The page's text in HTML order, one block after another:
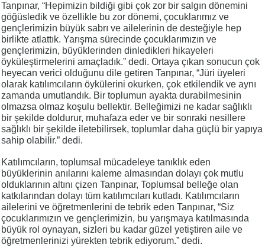
Tanpınar, “Hepimizin bildiği gibi çok zor bir salgın dönemini
göğüsledik ve özellikle bu zor dönemi, çocuklarımız ve
gençlerimizin büyük sabrı ve ailelerinin de desteğiyle hep
birlikte atlattık. Yarışma sürecinde çocuklarımızın ve
gençlerimizin, büyüklerinden dinledikleri hikayeleri
öyküleştirmelerini amaçladık.” dedi. Ortaya çıkan sonucun çok
heyecan verici olduğunu dile getiren Tanpınar, “Jüri üyeleri
olarak katılımcıların öykülerini okurken, çok etkilendik ve aynı
zamanda umutlandık. Bir toplumun ayakta durabilmesinin
olmazsa olmaz koşulu bellektir. Belleğimizi ne kadar sağlıklı
bir şekilde doldurur, muhafaza eder ve bir sonraki nesillere
sağlıklı bir şekilde iletebilirsek, toplumlar daha güçlü bir yapıya
sahip olabilir.” dedi.
Katılımcıların, toplumsal mücadeleye tanıklık eden
büyüklerinin anılarını kaleme almasından dolayı çok mutlu
olduklarının altını çizen Tanpınar, Toplumsal belleğe olan
katkılarından dolayı tüm katılımcıları kutladı. Katılımcıların
ailelerini ve öğretmenlerini de tebrik eden Tanpınar, “Siz
çocuklarımızın ve gençlerimizin, bu yarışmaya katılmasında
büyük rol oynayan, sizleri bu kadar güzel yetiştiren aile ve
öğretmenlerinizi yürekten tebrik ediyorum.” dedi.